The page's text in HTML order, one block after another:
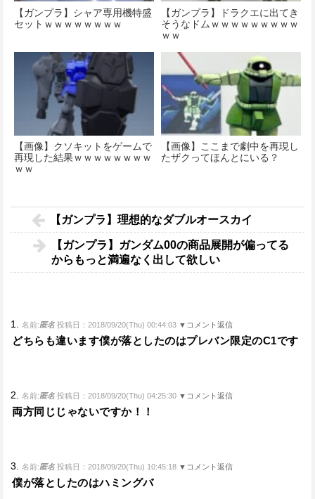
【ガンプラ】シャア専用機特盛
セットｗｗｗｗｗｗｗｗ
【ガンプラ】ドラクエに出てき
そうなドムｗｗｗｗｗｗｗｗｗ
ｗｗ
【画像】クソキットをゲームで
再現した結果ｗｗｗｗｗｗｗｗ
ｗｗ
【画像】ここまで劇中を再現し
たザクってほんとにいる？
【ガンプラ】理想的なダブルオースカイ
【ガンプラ】ガンダム00の商品展開が偏ってる
からもっと満遍なく出して欲しい
1. 名前:匿名 投稿日：2018/09/20(Thu) 00:44:03 ▼コメント返信
どちらも違います僕が落としたのはプレバン限定のC1です
2. 名前:匿名 投稿日：2018/09/20(Thu) 04:25:30 ▼コメント返信
両方同じじゃないですか！！
3. 名前:匿名 投稿日：2018/09/20(Thu) 10:45:18 ▼コメント返信
僕が落としたのはハミングバ